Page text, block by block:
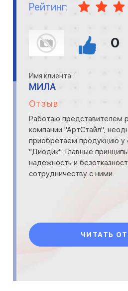
Рейтинг:
0
Имя клиента:
МИЛА
Отзыв
Работаю представителем
компании "АртСтайл",
приобретаем продукцию
"Диодик". Главные
надежность и
сотрудничеству с ними.
ЧИТАТЬ